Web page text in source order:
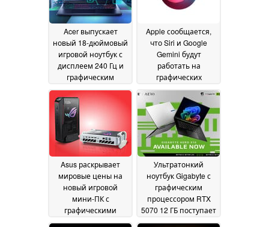
Acer выпускает
новый 18-дюймовый
игровой ноутбук с
дисплеем 240 Гц и
графическим
процессором RTX
508004 June 2026
Apple сообщается,
что Siri и Google
Gemini будут
работать на
графических
процессорах
Blackwell B200 от
Nvidia04 June 2026
Asus раскрывает
мировые цены на
новый игровой
мини-ПК с
графическими
процессорами Nvidia
Ультратонкий
ноутбук Gigabyte с
графическим
процессором RTX
5070 12 ГБ поступает
в продажу в США27